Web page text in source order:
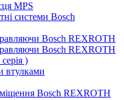
MPS
системи Bosch
Bosch REXROTH
Bosch REXROTH
)
втулками
Bosch REXROTH